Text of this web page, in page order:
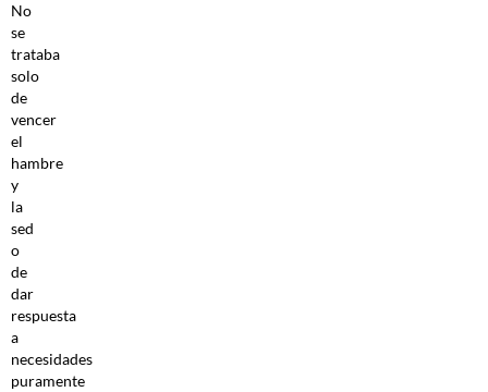
No
se
trataba
solo
de
vencer
el
hambre
y
la
sed
o
de
dar
respuesta
a
necesidades
puramente